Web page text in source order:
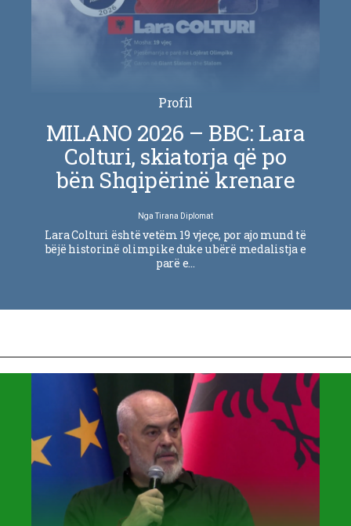
Profil
MILANO 2026 – BBC: Lara
Colturi, skiatorja që po
bën Shqipërinë krenare
NgaTirana Diplomat
Lara Colturi është vetëm 19 vjeçe, por ajo mund të
bëjë historinë olimpike duke u bërë medalistja e
parë e…